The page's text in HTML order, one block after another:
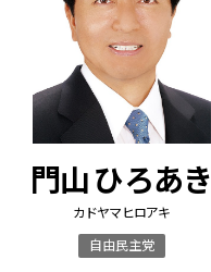
門山 ひろあき
カドヤマ ヒロアキ
自由民主党